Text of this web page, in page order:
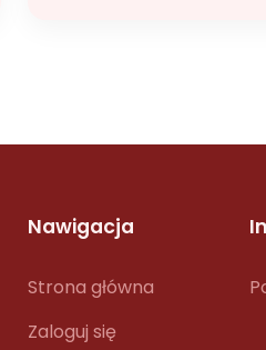
Nawigacja
Strona główna
Zaloguj się